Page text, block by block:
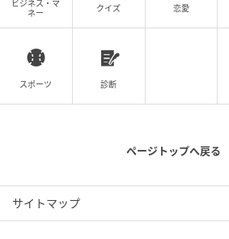
は無いほど。大人はTシャツより
性らしさを出せるインナーが最適
選ばないスクエアカッティングの
40代がおさえておきたい、まさに
ットバレルアンクルパンツ¥2,990
ンツ/ストライプ¥1,490 デニムジ
ビジネス・マ
ネー
クイズ 恋愛
スポーツ 診断
ページトップへ戻る
サイトマップ